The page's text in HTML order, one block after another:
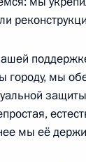
мы
мы её